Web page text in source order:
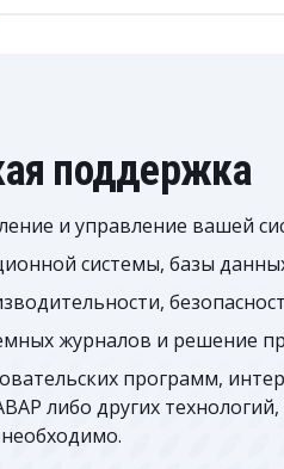
поддержка
и управление вашей
системы, базы
журналов и решение
программ,
либо других технологий,
необходимо.